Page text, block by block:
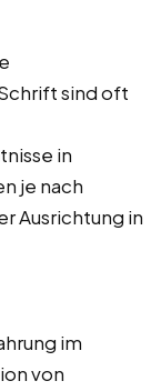
sind oft
in
je nach
Ausrichtung in
im
von